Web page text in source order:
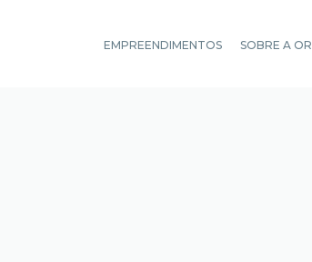
EMPREENDIMENTOS SOBRE A OR